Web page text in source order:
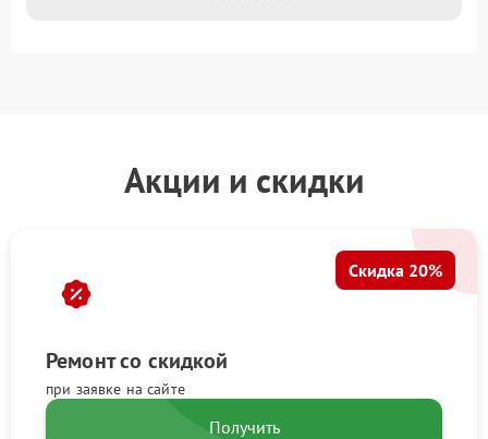
Акции и скидки
Ремонт со скидкой
при заявке на сайте
Скидка 20%
Получить